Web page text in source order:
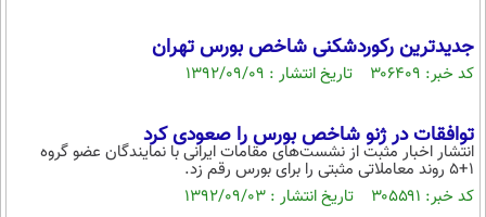
جدیدترین رکوردشکنی شاخص بورس تهران
کد خبر: ۳۰۶۴۰۹ تاریخ انتشار : ۱۳۹۲/۰۹/۰۹
توافقات در ژنو شاخص بورس را صعودی كرد
انتشار اخبار مثبت از نشست‌های مقامات ایرانی با نمایندگان عضو گروه
1+5 روند معاملاتی مثبتی را برای بورس رقم زد.
کد خبر: ۳۰۵۵۹۱ تاریخ انتشار : ۱۳۹۲/۰۹/۰۳